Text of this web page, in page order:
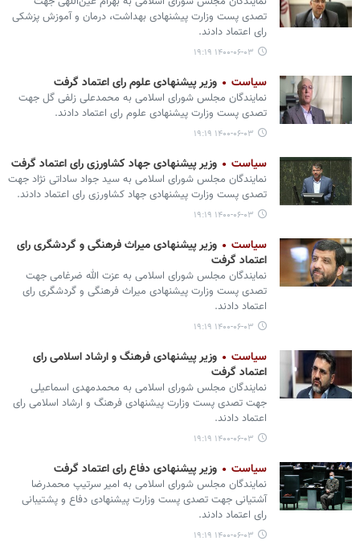
تصدی پست وزارت پیشنهادی بهداشت، درمان و آموزش پزشکی
رای اعتماد دادند.
۱۴۰۰-۰۶-۰۳ ۱۹:۱۹
سیاست وزیر پیشنهادی علوم رای اعتماد گرفت
نمایندگان مجلس شورای اسلامی به محمدعلی زلفی گل جهت
تصدی پست وزارت پیشنهادی علوم رای اعتماد دادند.
۱۴۰۰-۰۶-۰۳ ۱۹:۱۹
سیاست وزیر پیشنهادی جهاد کشاورزی رای اعتماد گرفت
نمایندگان مجلس شورای اسلامی به سید جواد ساداتی نژاد جهت
تصدی پست وزارت پیشنهادی جهاد کشاورزی رای اعتماد دادند.
۱۴۰۰-۰۶-۰۳ ۱۹:۱۹
سیاست
وزیر پیشنهادی میراث فرهنگی و گردشگری رای
اعتماد گرفت
نمایندگان مجلس شورای اسلامی به عزت الله ضرغامی جهت
تصدی پست وزارت پیشنهادی میراث فرهنگی و گردشگری رای
اعتماد دادند.
۱۴۰۰-۰۶-۰۳ ۱۹:۱۹
سیاست
وزیر پیشنهادی فرهنگ و ارشاد اسلامی رای
اعتماد گرفت
نمایندگان مجلس شورای اسلامی به محمدمهدی اسماعیلی
جهت تصدی پست وزارت پیشنهادی فرهنگ و ارشاد اسلامی رای
اعتماد دادند.
۱۴۰۰-۰۶-۰۳ ۱۹:۱۹
سیاست وزیر پیشنهادی دفاع رای اعتماد گرفت
نمایندگان مجلس شورای اسلامی به امیر سرتیپ محمدرضا
آشتیانی جهت تصدی پست وزارت پیشنهادی دفاع و پشتیبانی
رای اعتماد دادند.
۱۴۰۰-۰۶-۰۳ ۱۹:۱۹